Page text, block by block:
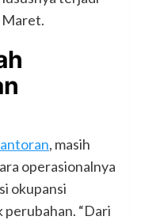
Maret.
, masih
operasionalnya
okupansi
perubahan. “Dari